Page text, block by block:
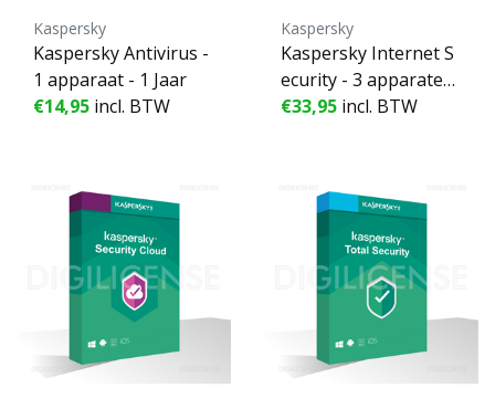
Kaspersky
Kaspersky Antivirus -
1 apparaat - 1 Jaar
€14,95 incl. BTW
Kaspersky
Kaspersky Internet S
ecurity - 3 apparaten
- 2 Jaren
€33,95 incl. BTW